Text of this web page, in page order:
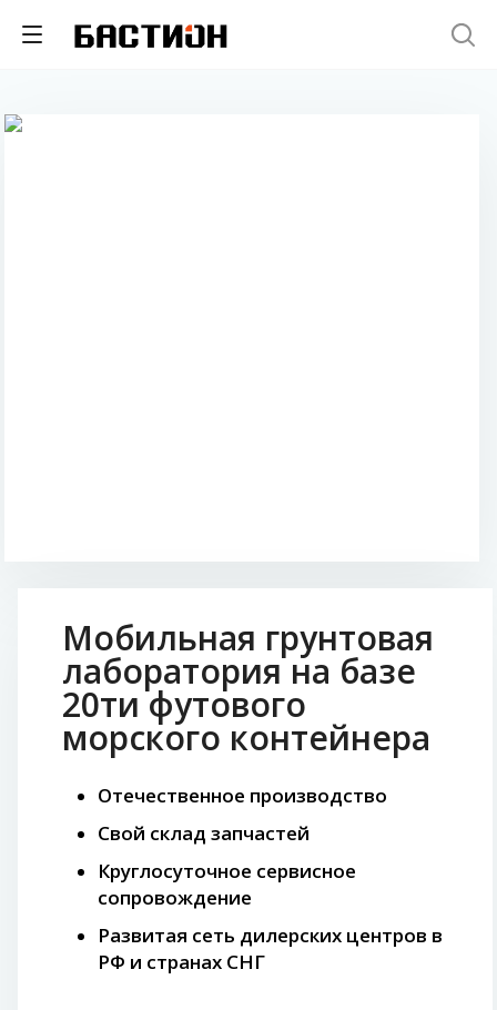
Мобильная грунтовая
лаборатория на базе
20ти футового
морского контейнера
Отечественное производство
Свой склад запчастей
Круглосуточное сервисное
сопровождение
Развитая сеть дилерских центров в
РФ и странах СНГ